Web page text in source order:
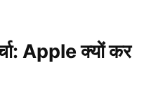
Apple क्यों कर